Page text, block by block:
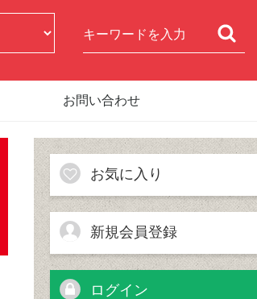
お問い合わせ
お気に入り
新規会員登録
ログイン